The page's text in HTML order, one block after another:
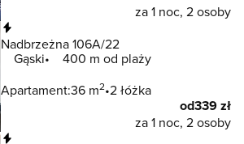
za 1 noc, 2 osoby
Nadbrzeżna 106A/22
Gąski
400 m od plaży
Apartament:36 m2 2 łóżka
od339 zł
za 1 noc, 2 osoby